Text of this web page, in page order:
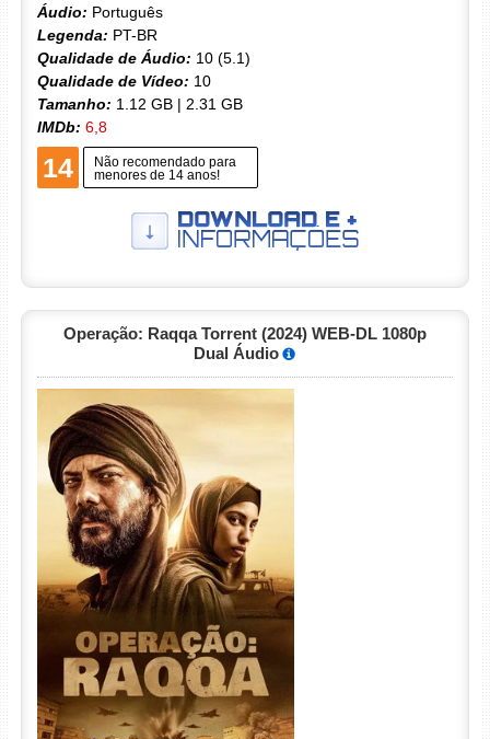
Áudio: Português
Legenda: PT-BR
Qualidade de Áudio: 10 (5.1)
Qualidade de Vídeo: 10
Tamanho: 1.12 GB | 2.31 GB
IMDb: 6,8
14
Não recomendado para
menores de 14 anos!
Operação: Raqqa Torrent (2024) WEB-DL 1080p
Dual Áudio